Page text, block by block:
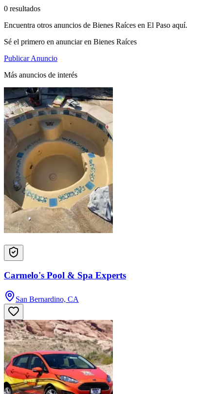
0 resultados
Encuentra otros anuncios de Bienes Raíces en El Paso aquí.
Sé el primero en anunciar en Bienes Raíces
Publicar Anuncio
Más anuncios de interés
Carmelo's Pool & Spa Experts
San Bernardino, CA